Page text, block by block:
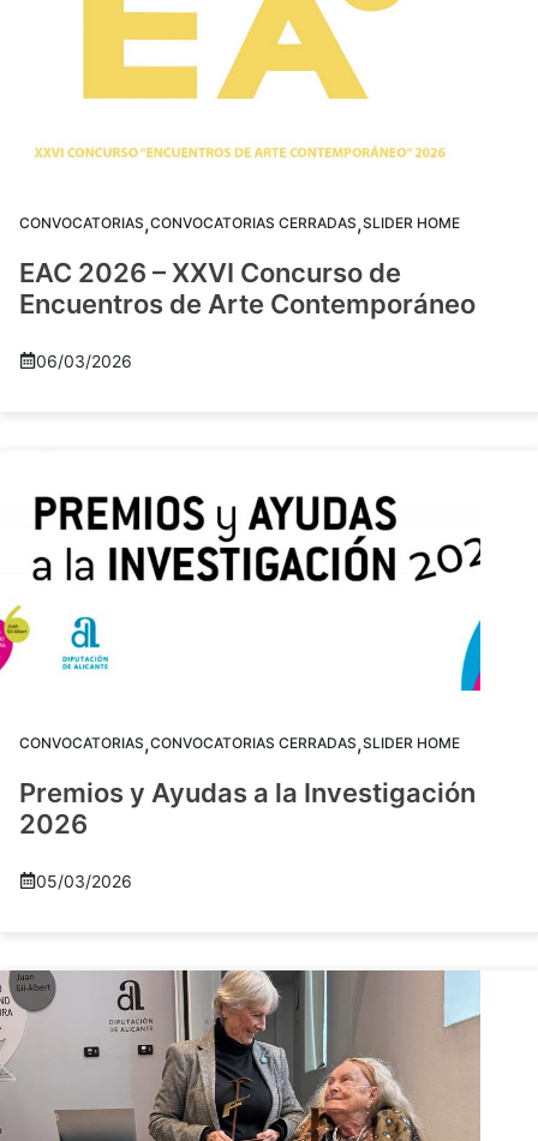
CONVOCATORIAS,CONVOCATORIAS CERRADAS,SLIDER HOME
EAC 2026 – XXVI Concurso de
Encuentros de Arte Contemporáneo
06/03/2026
CONVOCATORIAS,CONVOCATORIAS CERRADAS,SLIDER HOME
Premios y Ayudas a la Investigación
2026
05/03/2026